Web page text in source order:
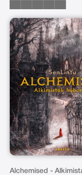
Alchemised -